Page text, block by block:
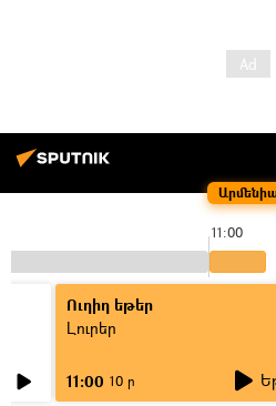
11:00
Ուղիղ եթեր
Լուրեր
11:00 10 ր